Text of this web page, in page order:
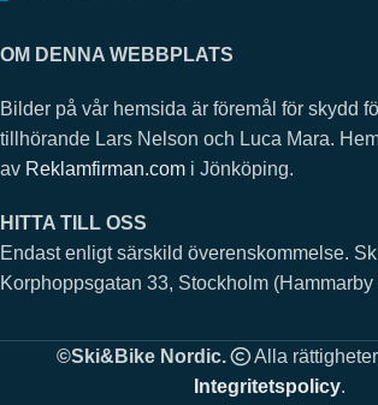
OM DENNA WEBBPLATS
Bilder på vår hemsida är föremål för skydd
tillhörande Lars Nelson och Luca Mara.
av Reklamfirman.com i Jönköping.
HITTA TILL OSS
Endast enligt särskild överenskommelse.
Korphoppsgatan 33, Stockholm (Hammarby
©Ski&Bike Nordic.
Alla
Integritetspolicy.